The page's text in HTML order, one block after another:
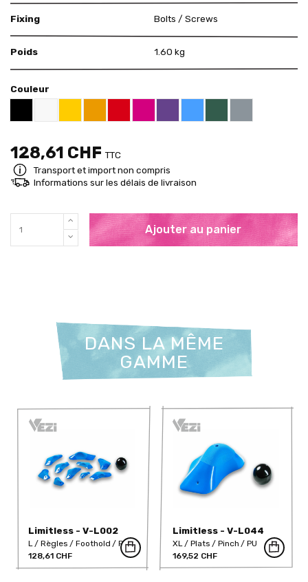
Fixing Bolts / Screws
Poids 1.60 kg
Couleur
US White 12-01
US Yellow 15-12
US Orange 14-01
US Red 11-12
US Pink 11-26
US Purple 07-13
US Blue 13-01
US Green 16-16
US Grey 18-09
128,61 CHF TTC
Transport et import non compris
Informations sur les délais de livraison
Ajouter au panier
DANS LA MÊME
GAMME
Limitless - V-L002
L Règles Foothold
PU
128,61 CHF
Limitless - V-L044
XL Plats Pinch
PU
169,52 CHF